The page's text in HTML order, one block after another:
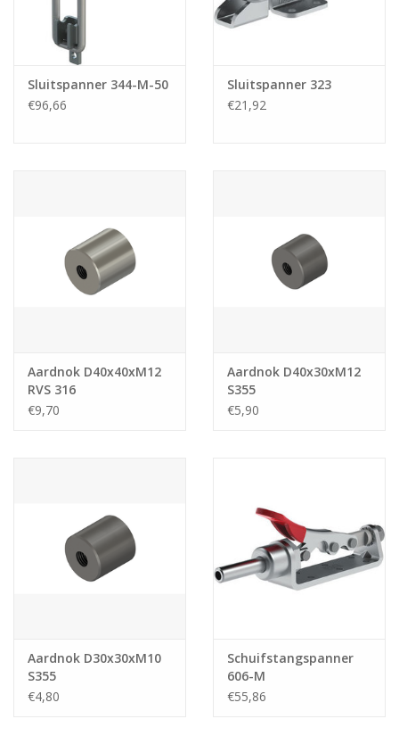
Sluitspanner 344-M-50
€96,66
Sluitspanner 323
€21,92
Aardnok D40x40xM12
RVS 316
€9,70
Aardnok D40x30xM12
S355
€5,90
Aardnok D30x30xM10
S355
€4,80
Schuifstangspanner
606-M
€55,86